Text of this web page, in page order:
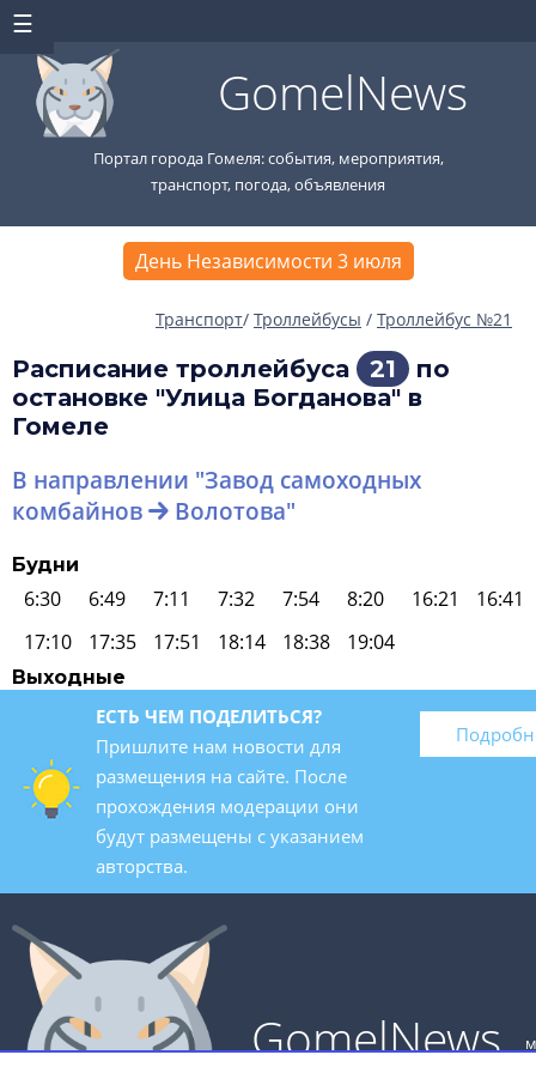
GomelNews
Портал города Гомеля: события, мероприятия,
транспорт, погода, объявления
День Независимости 3 июля
Транспорт/ Троллейбусы / Троллейбус №21
Расписание троллейбуса 21
по
остановке "Улица Богданова" в
Гомеле
В направлении "Завод самоходных
комбайнов
Волотова"
Будни
6:30 6:49 7:11 7:32 7:54 8:20 16:21
16:41
17:10
17:35 17:51 18:14 18:38 19:04
Выходные
ЕСТЬ ЧЕМ ПОДЕЛИТЬСЯ?
Пришлите нам новости для
размещения на сайте. После
прохождения модерации они
будут размещены с указанием
авторства.
GomelNews